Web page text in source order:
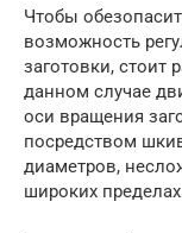
Чтобы
возможность
заготовки, стоит
данном случае
оси вращения
посредством
диаметров,
широких